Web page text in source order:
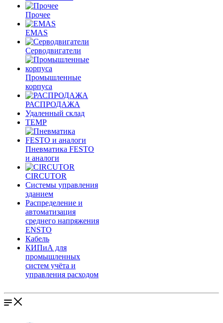
Прочее
EMAS
Cерводвигатели
Промышленные
корпуса
РАСПРОДАЖА
Удаленный склад
TEMP
Пневматика FESTO
и аналоги
CIRCUTOR
Системы управления
зданием
Распределение и
автоматизация
среднего напряжения
ENSTO
Кабель
КИПиА для
промышленных
систем учёта и
управления расходом